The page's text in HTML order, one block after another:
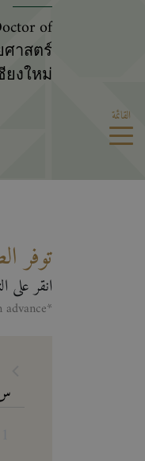
القائمة
of
าสตร์
งใหม่
توفر
انقر على
*Making appontment will be applicable at least 1 day in advance